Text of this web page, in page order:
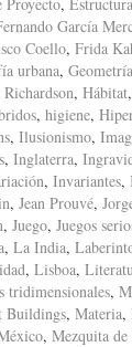
García
Coello, Frida
urbana, Geometría
, Hábitat,
, higiene,
, Ilusionismo,
, Inglaterra,
, Invariantes,
, Jean Prouvé,
, Juego, Juegos
, La India,
, Lisboa,
tridimensionales,
Buildings, Materia,
, Mezquita de